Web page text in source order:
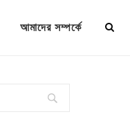
আমাদের সম্পর্কে